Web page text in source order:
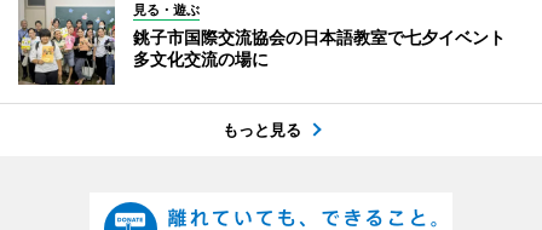
見る・遊ぶ
銚子市国際交流協会の日本語教室で七夕イベント
多文化交流の場に
もっと見る